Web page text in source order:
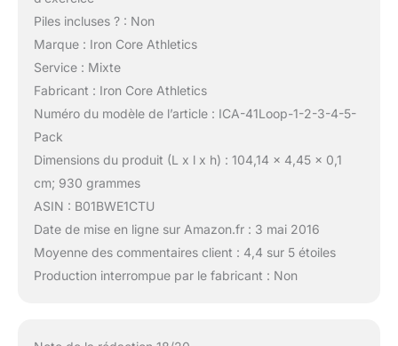
Piles incluses ? : Non
Marque : Iron Core Athletics
Service : Mixte
Fabricant : Iron Core Athletics
Numéro du modèle de l’article : ICA-41Loop-1-2-3-4-5-
Pack
Dimensions du produit (L x l x h) : 104,14 x 4,45 x 0,1
cm; 930 grammes
ASIN : B01BWE1CTU
Date de mise en ligne sur Amazon.fr : 3 mai 2016
Moyenne des commentaires client : 4,4 sur 5 étoiles
Production interrompue par le fabricant : Non